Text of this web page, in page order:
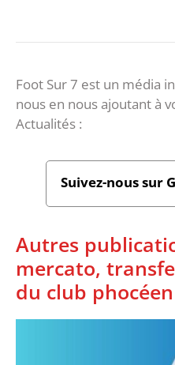
Foot Sur 7 est un média
nous en nous ajoutant à
Actualités :
Suivez-nous sur
Autres
mercato,
du club